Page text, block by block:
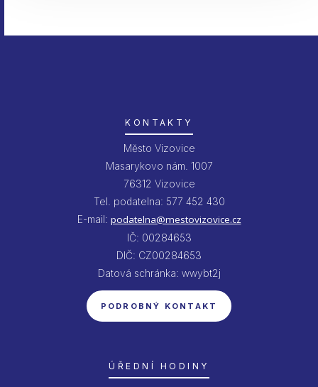
KONTAKTY
Město Vizovice
Masarykovo nám. 1007
76312 Vizovice
Tel. podatelna: 577 452 430
E-mail: podatelna@mestovizovice.cz
IČ: 00284653
DIČ: CZ00284653
Datová schránka: wwybt2j
PODROBNÝ KONTAKT
ÚŘEDNÍ HODINY